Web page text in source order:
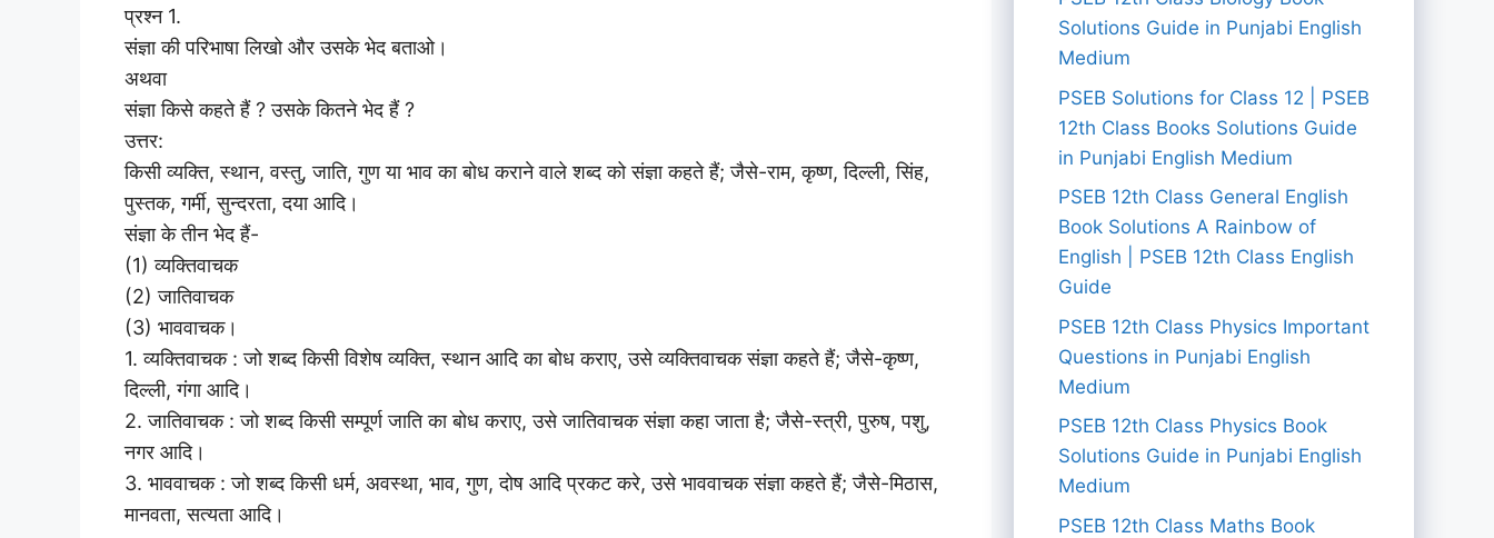
प्रश्न 1.
संज्ञा की परिभाषा लिखो और उसके भेद बताओ।
अथवा
संज्ञा किसे कहते हैं ? उसके कितने भेद हैं ?
उत्तर:
किसी व्यक्ति, स्थान, वस्तु, जाति, गुण या भाव का बोध कराने वाले शब्द को संज्ञा कहते हैं; जैसे-राम, कृष्ण, दिल्ली, सिंह,
पुस्तक, गर्मी, सुन्दरता, दया आदि।
संज्ञा के तीन भेद हैं-
(1) व्यक्तिवाचक
(2) जातिवाचक
(3) भाववाचक।
1. व्यक्तिवाचक : जो शब्द किसी विशेष व्यक्ति, स्थान आदि का बोध कराए, उसे व्यक्तिवाचक संज्ञा कहते हैं; जैसे-कृष्ण,
दिल्ली, गंगा आदि।
2. जातिवाचक : जो शब्द किसी सम्पूर्ण जाति का बोध कराए, उसे जातिवाचक संज्ञा कहा जाता है; जैसे-स्त्री, पुरुष, पशु,
नगर आदि।
3. भाववाचक : जो शब्द किसी धर्म, अवस्था, भाव, गुण, दोष आदि प्रकट करे, उसे भाववाचक संज्ञा कहते हैं; जैसे-मिठास,
मानवता, सत्यता आदि।
Solutions Guide in Punjabi English
Medium
PSEB Solutions for Class 12 | PSEB
12th Class Books Solutions Guide
in Punjabi English Medium
PSEB 12th Class General English
Book Solutions A Rainbow of
English | PSEB 12th Class English
Guide
PSEB 12th Class Physics Important
Questions in Punjabi English
Medium
PSEB 12th Class Physics Book
Solutions Guide in Punjabi English
Medium
PSEB 12th Class Maths Book